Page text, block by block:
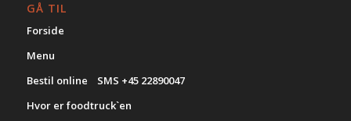
GÅ TIL
Forside
Menu
Bestil online SMS +45 22890047
Hvor er foodtruck`en